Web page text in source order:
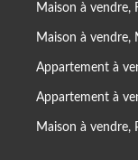
Maison à vendre,
Maison à vendre,
Appartement à
Appartement à
Maison à vendre,